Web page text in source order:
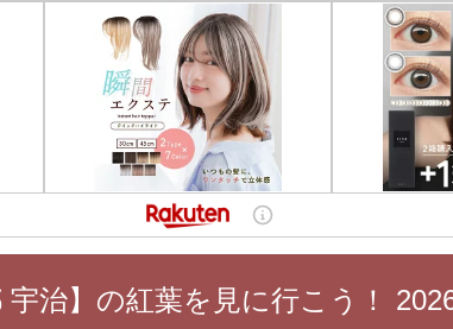
宇治】の紅葉を見に行こう！